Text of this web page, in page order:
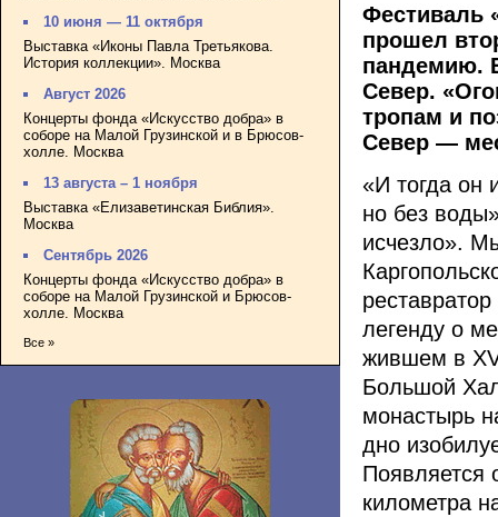
10 июня — 11 октября
Выставка «Иконы Павла Третьякова.
История коллекции». Москва
Август 2026
Концерты фонда «Искусство добра» в
соборе на Малой Грузинской и в Брюсов-
холле. Москва
13 августа – 1 ноября
Выставка «Елизаветинская Библия».
Москва
Сентябрь 2026
Концерты фонда «Искусство добра» в
соборе на Малой Грузинской и Брюсов-
холле. Москва
Все »
Фестиваль
прошел
пандемию.
Север.
тропам и
Север —
«И тогда он
но без
исчезло».
легенду о
жившем в
Большой
монастырь
дно
Появляется
километра